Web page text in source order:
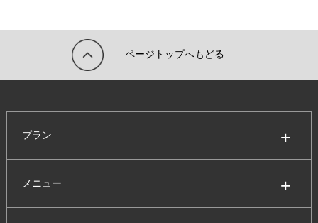
ページトップへもどる
プラン
メニュー